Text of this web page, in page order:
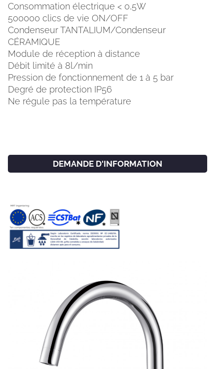
Consommation électrique < 0,5W
500000 clics de vie ON/OFF
Condenseur TANTALIUM/Condenseur
CÉRAMIQUE
Module de réception à distance
Débit limité à 8l/min
Pression de fonctionnement de 1 à 5 bar
Degré de protection IP56
Ne régule pas la température
DEMANDE D'INFORMATION